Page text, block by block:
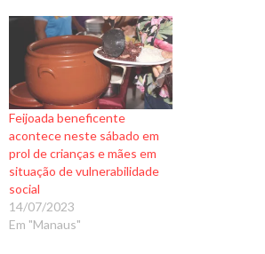
Feijoada beneficente
acontece neste sábado em
prol de crianças e mães em
situação de vulnerabilidade
social
14/07/2023
Em "Manaus"